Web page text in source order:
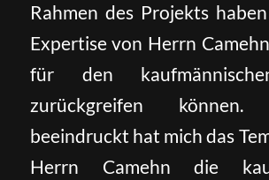
Rahmen des Projekts
Expertise von Herrn
für den
zurückgreifen können.
beeindruckt hat mich das
Herrn Camehn die